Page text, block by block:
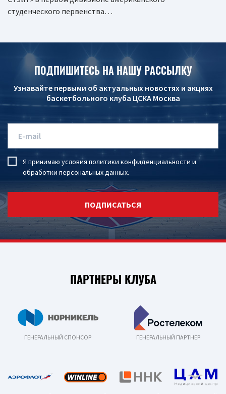
студенческого первенства…
ПОДПИШИТЕСЬ НА НАШУ РАССЫЛКУ
Узнавайте первыми об актуальных новостях и акциях
баскетбольного клуба ЦСКА Москва
Я принимаю условия политики конфиденциальности и
обработки персональных данных.
ПОДПИСАТЬСЯ
ПАРТНЕРЫ КЛУБА
ГЕНЕРАЛЬНЫЙ СПОНСОР ГЕНЕРАЛЬНЫЙ ПАРТНЕР